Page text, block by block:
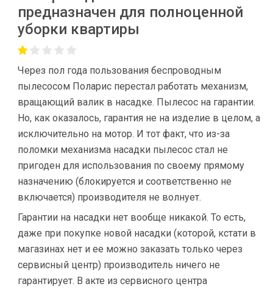
предназначен для полноценной
уборки квартиры
Через пол года пользования беспроводным
пылесосом Поларис перестал работать механизм,
вращающий валик в насадке. Пылесос на гарантии.
Но, как оказалось, гарантия не на изделие в целом, а
исключительно на мотор. И тот факт, что из-за
поломки механизма насадки пылесос стал не
пригоден для использования по своему прямому
назначению (блокируется и соответственно не
включается) производителя не волнует.
Гарантии на насадки нет вообще никакой. То есть,
даже при покупке новой насадки (которой, кстати в
магазинах нет и ее можно заказать только через
сервисный центр) производитель ничего не
гарантирует. В акте из сервисного центра